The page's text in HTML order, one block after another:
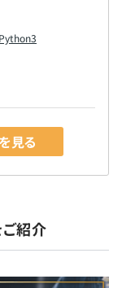
Python3
見る
紹介